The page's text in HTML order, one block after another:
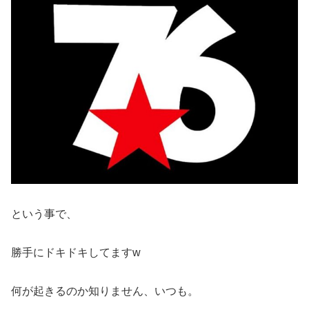
という事で、
勝手にドキドキしてますw
何が起きるのか知りません、いつも。